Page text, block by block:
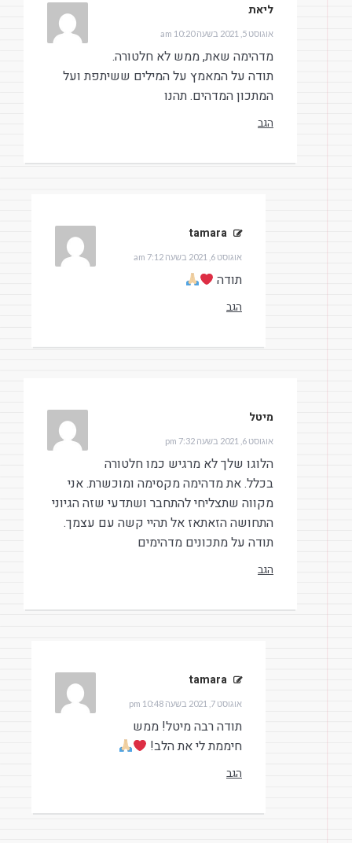
ליאת
אוגוסט 5, 2021 בשעה 10:20 am
מדהימה שאת, ממש לא חלטורה.
תודה על המאמץ על המילים ששיתפת ועל
המתכון המדהים. תהנו
הגב
tamara
אוגוסט 6, 2021 בשעה 7:12 am
תודה
הגב
מיטל
אוגוסט 6, 2021 בשעה 7:32 pm
הלוגו שלך לא מרגיש כמו חלטורה
בכלל. את מדהימה מקסימה ומוכשרת. אני
מקווה שתצליחי להתחבר ושתדעי שזה הגיוני
התחושה הזאתאז אל תהיי קשה עם עצמך.
תודה על מתכונים מדהימים
הגב
tamara
אוגוסט 7, 2021 בשעה 10:48 pm
תודה רבה מיטל! ממש
חיממת לי את הלב!
הגב